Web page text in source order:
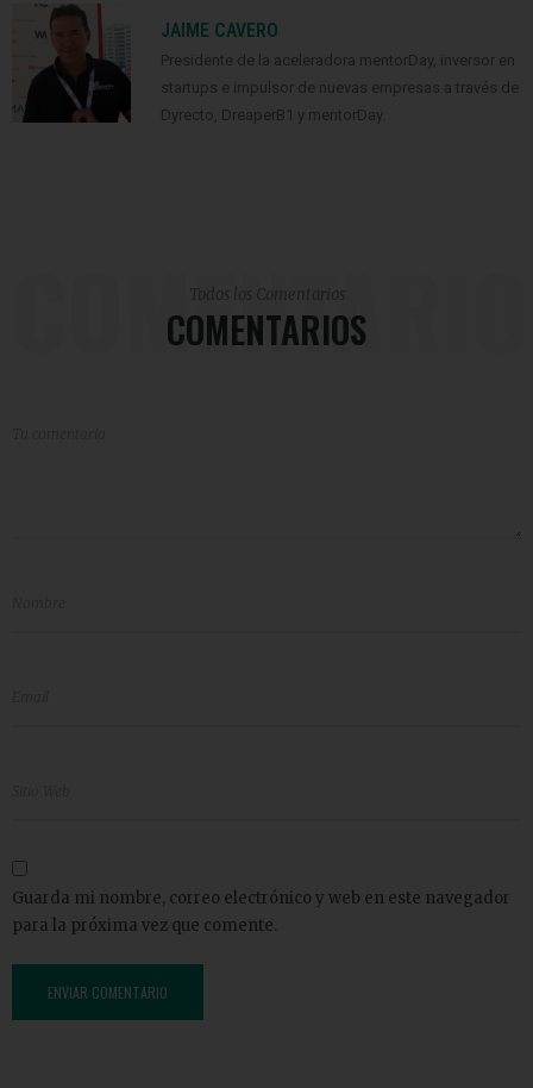
JAIME CAVERO
Presidente de la aceleradora mentorDay, inversor en
startups e impulsor de nuevas empresas a través de
Dyrecto, DreaperB1 y mentorDay.
COMENTARIOS
Guarda mi nombre, correo electrónico y web en este navegador
para la próxima vez que comente.